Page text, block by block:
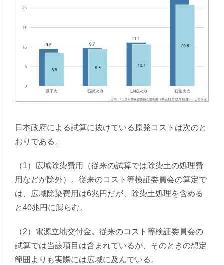
日本政府による試算に抜けている原発コストは次のと
おりである。
（1）広域除染費用（従来の試算では除染土の処理費
用などが除外）。従来のコスト等検証委員会の算定で
は、広域除染費用は6兆円だが、除染土処理を含める
と40兆円に膨らむ。
（2）電源立地交付金。従来のコスト等検証委員会の
試算では当該項目は含まれているが、そのときの想定
範囲よりも実際には広域に及んでいる。